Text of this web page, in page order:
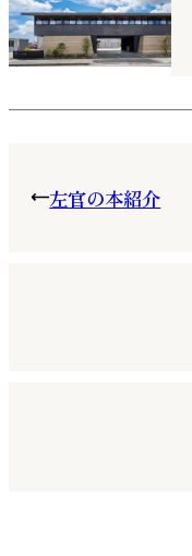
左官の本紹介